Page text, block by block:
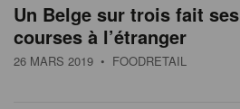
Un Belge sur trois fait ses
courses à l’étranger
26 MARS 2019 • FOODRETAIL